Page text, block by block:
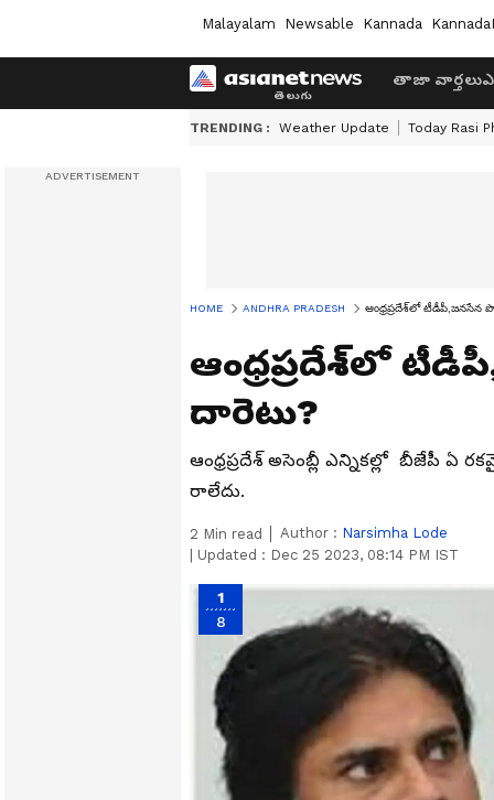
Malayalam Newsable Kannada
తాజా వార్తలు
TRENDING : Weather Update Today Rasi
HOME ANDHRA PRADESH ఆంధ్రప్రదేశ్‌లో టీడీపీ,జనసేన
ఆంధ్రప్రదేశ్‌లో
దారెటు?
ఆంధ్రప్రదేశ్ అసెంబ్లీ ఎన్నికల్లో బీజేపీ ఏ
రాలేదు.
2 Min read Author : Narsimha Lode
Updated : Dec 25 2023, 08:14 PM IST
1
8